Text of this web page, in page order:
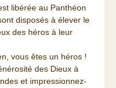
libérée au Panthéon
disposés à élever le
des héros à leur
vous êtes un héros !
des Dieux à
et impressionnez-